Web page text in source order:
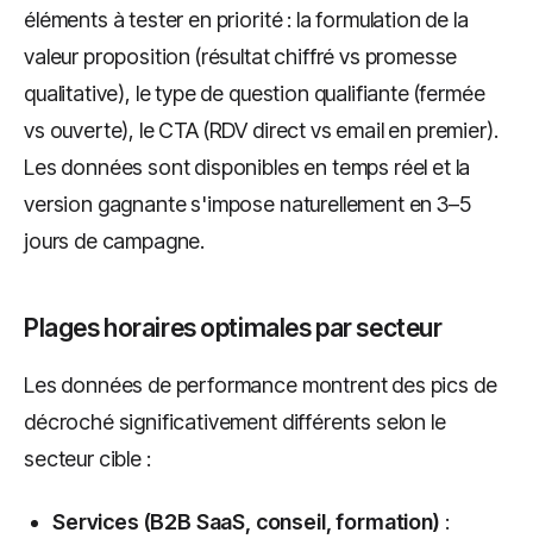
éléments à tester en priorité : la formulation de la
valeur proposition (résultat chiffré vs promesse
qualitative), le type de question qualifiante (fermée
vs ouverte), le CTA (RDV direct vs email en premier).
Les données sont disponibles en temps réel et la
version gagnante s'impose naturellement en 3–5
jours de campagne.
Plages horaires optimales par secteur
Les données de performance montrent des pics de
décroché significativement différents selon le
secteur cible :
Services (B2B SaaS, conseil, formation) :